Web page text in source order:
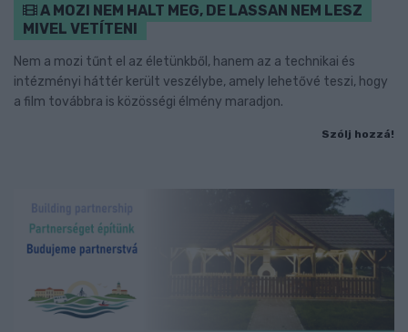
A MOZI NEM HALT MEG, DE LASSAN NEM LESZ
MIVEL VETÍTENI
Nem a mozi tűnt el az életünkből, hanem az a technikai és
intézményi háttér került veszélybe, amely lehetővé teszi, hogy
a film továbbra is közösségi élmény maradjon.
Szólj hozzá!